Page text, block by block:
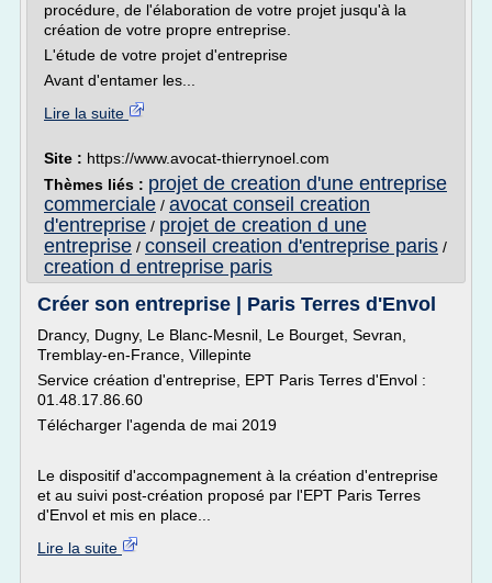
procédure, de l'élaboration de votre projet jusqu'à la
création de votre propre entreprise.
L'étude de votre projet d'entreprise
Avant d'entamer les...
Lire la suite
Site : https://www.avocat-thierrynoel.com
Thèmes liés : projet de creation d'une entreprise
commerciale / avocat conseil creation
d'entreprise / projet de creation d une
entreprise / conseil creation d'entreprise paris /
creation d entreprise paris
Créer son entreprise | Paris Terres d'Envol
Drancy, Dugny, Le Blanc-Mesnil, Le Bourget, Sevran,
Tremblay-en-France, Villepinte
Service création d'entreprise, EPT Paris Terres d'Envol :
01.48.17.86.60
Télécharger l'agenda de mai 2019
Le dispositif d'accompagnement à la création d'entreprise
et au suivi post-création proposé par l'EPT Paris Terres
d'Envol et mis en place...
Lire la suite